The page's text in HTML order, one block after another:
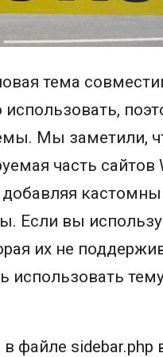
тема
Мы заметили,
часть
Если вы
их не
использовать
файле sidebar.php